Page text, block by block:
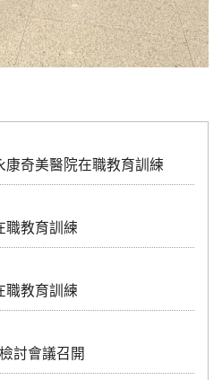
康奇美醫院在職教育訓練
職教育訓練
職教育訓練
討會議召開